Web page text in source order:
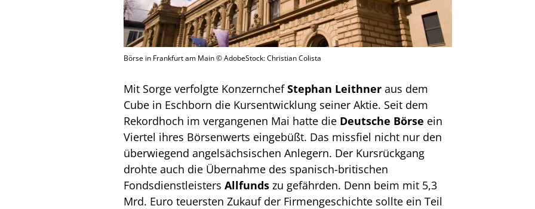
Börse in Frankfurt am Main © AdobeStock: Christian Colista
Mit Sorge verfolgte KonzernchefStephan Leithner aus dem
Cube in Eschborn die Kursentwicklung seiner Aktie. Seit dem
Rekordhoch im vergangenen Mai hatte die Deutsche Börse ein
Viertel ihres Börsenwerts eingebüßt. Das missfiel nicht nur den
überwiegend angelsächsischen Anlegern. Der Kursrückgang
drohte auch die Übernahme des spanisch-britischen
Fondsdienstleisters Allfunds zu gefährden. Denn beim mit 5,3
Mrd. Euro teuersten Zukauf der Firmengeschichte sollte ein Teil